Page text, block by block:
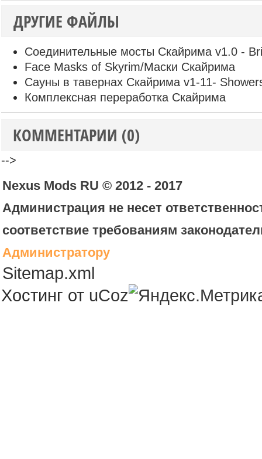
ДРУГИЕ ФАЙЛЫ
Соединительные мосты Скайрима v1.0 -
Face Masks of Skyrim/Маски Скайрима
Сауны в тавернах Скайрима v1-11-
Комплексная переработка Скайрима
КОММЕНТАРИИ (0)
-->
Nexus Mods RU © 2012 - 2017
Администрация не несет
соответствие требованиям
Администратору
Sitemap.xml
Хостинг от uCoz